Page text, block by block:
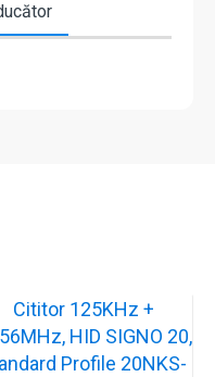
Cititor 125KHz +
HID SIGNO 20,
Profile 20NKS-